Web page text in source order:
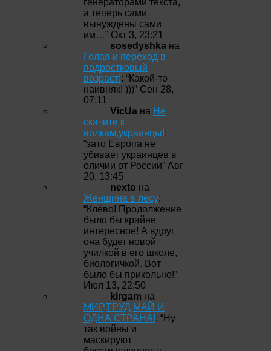
а теперь сами
вынуждены сами
им…” Окт 3, 23:21
sosedyshka на
Голая и переход в
подростковый
возраст!: “Какой-то
наивняк! )))” Сен 28,
07:11
VicUa на Не
скачите к
волкам,украинцы!:
“зато Европа не
убивает украинцев в
оличии от России” Авг
20, 13:45
nexto на
Женщина в лесу:
“Клёво! Продолжение
было бы крайне
интересное! А вдруг
она будет новой
училкой в его школе,
биологичкой. Вот
было бы прикольно!”
Июл 13, 22:50
kirgam на
МИР,ТРУД,МАЙ И
ОДНА СТРАНА!: “Ну
так войны и
маскируют